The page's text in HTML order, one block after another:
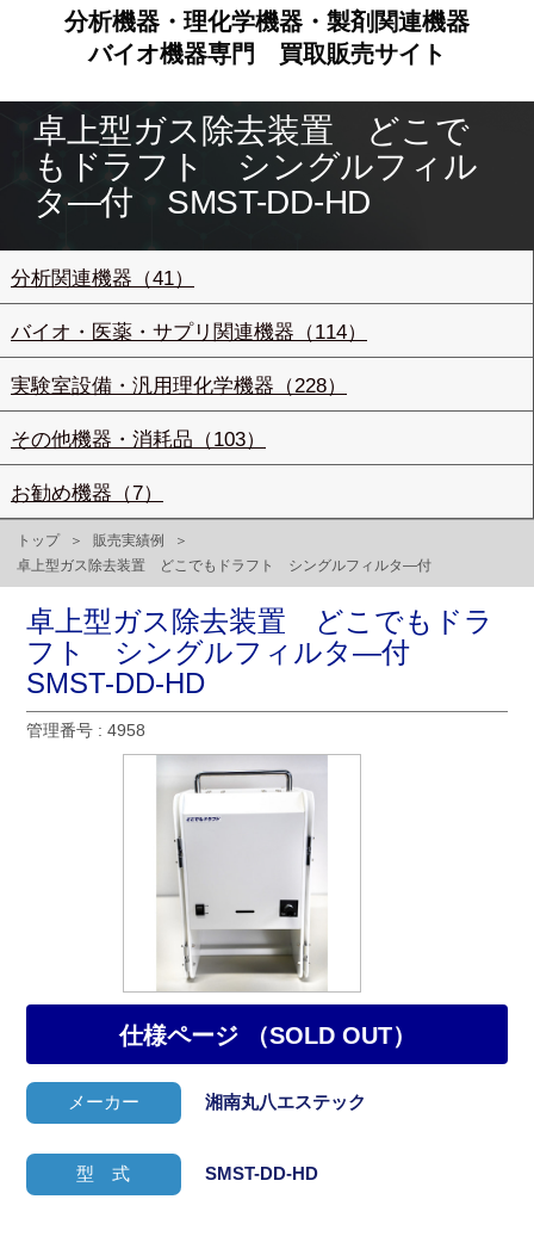
分析機器・理化学機器・製剤関連機器
バイオ機器専門
買取販売サイト
卓上型ガス除去装置 どこで
もドラフト シングルフィル
タ―付 SMST-DD-HD
分析関連機器（41）
バイオ・医薬・サプリ関連機器（114）
実験室設備・汎用理化学機器（228）
その他機器・消耗品（103）
お勧め機器（7）
トップ
販売実績例
卓上型ガス除去装置 どこでもドラフト シングルフィルタ―付
卓上型ガス除去装置 どこでもドラ
フト シングルフィルタ―付
SMST-DD-HD
管理番号 : 4958
メーカー 湘南丸八エステック
仕様ページ （SOLD OUT）
型 式 SMST-DD-HD